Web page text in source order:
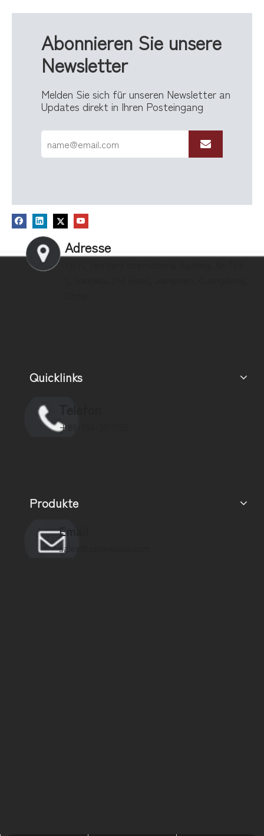
An der Wand befestigter Briefkasten aus verzinktem Stahl mit Holzpaneeltür und Schloss für die Attraktivität von Wohngebäuden Wandbriefkasten aus verzinktem Stahl mit Acryltür und Schlüsselschloss für moderne Hauseingangsbereiche
Abonnieren Sie unsere
Newsletter
Melden Sie sich für unseren Newsletter an
Updates direkt in Ihren Posteingang
Adresse
Quicklinks
+86-750-3911135
Produkte
Email
sales@zenewood.com